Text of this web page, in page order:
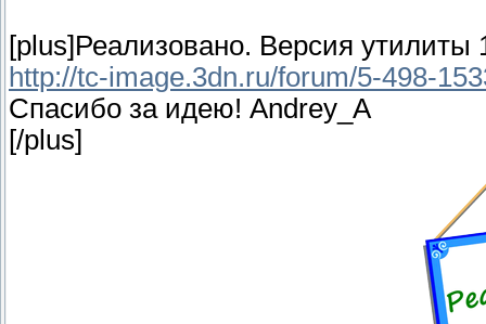
[plus]Реализовано. Версия утилиты
http://tc-image.3dn.ru/forum/5-498-
Спасибо за идею! Andrey_A
[/plus]